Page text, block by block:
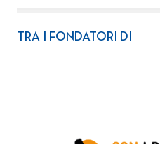
TRA I FONDATORI DI